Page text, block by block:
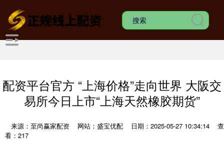
配资平台官方 “上海价格”走向世界 大阪交
易所今日上市“上海天然橡胶期货”
来源：至尚赢家配资 网站：盛宝优配 日期：2025-05-27 10:34:14
查
看：217